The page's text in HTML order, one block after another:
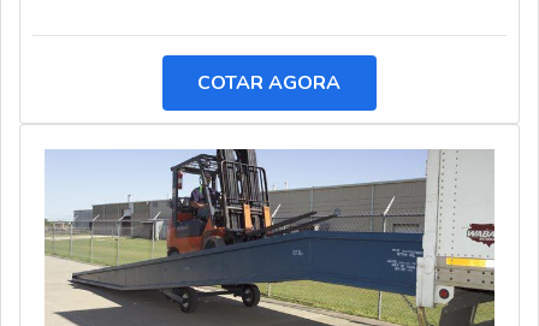
COTAR AGORA